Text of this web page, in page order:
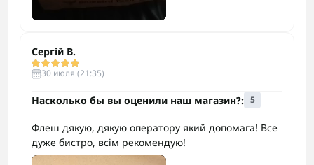
Сергій В.
30 июля (21:35)
Насколько бы вы оценили наш магазин?: 5
Флеш дякую, дякую оператору який допомага! Все
дуже бистро, всім рекомендую!